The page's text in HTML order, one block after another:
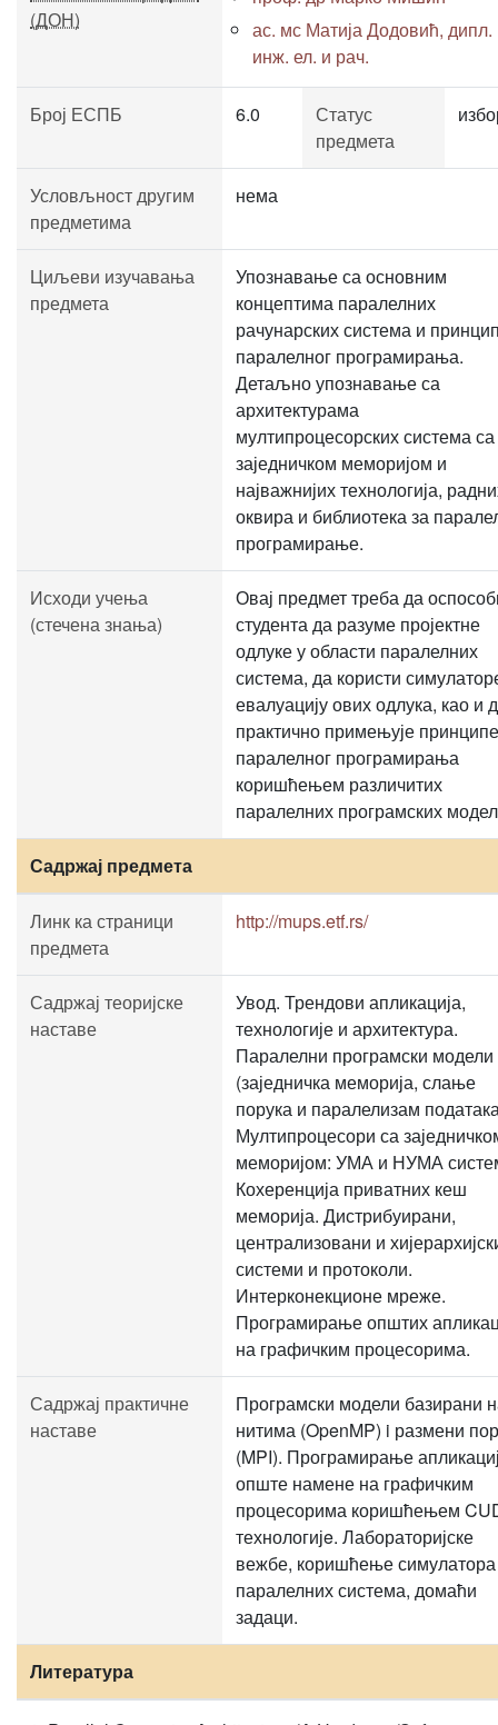
(ДОН)
ас. мс Матија Додовић, дипл.
инж. ел. и рач.
Број ЕСПБ 6.0
Статус
предмета
Условљност другим
предметима
нема
Циљеви изучавања
предмета
Упознавање са основним
концептима паралелних
рачунарских система и
паралелног програмирања.
Детаљно упознавање са
архитектурама
мултипроцесорских система са
заједничком меморијом и
најважнијих технологија,
оквира и библиотека за
програмирање.
Исходи учења
(стечена знања)
Овај предмет треба да
студента да разуме пројектне
одлуке у области паралелних
система, да користи
евалуацију ових одлука, као и
практично примењује принципе
паралелног програмирања
коришћењем различитих
паралелних програмских
Садржај предмета
Линк ка страници
предмета
http://mups.etf.rs/
Садржај теоријске
наставе
Увод. Трендови апликација,
технологије и архитектура.
Паралелни програмски модели
(заједничка меморија, слање
порука и паралелизам
Мултипроцесори са
меморијом: УМА и НУМА
Кохеренција приватних кеш
меморија. Дистрибуирани,
централизовани и
системи и протоколи.
Интерконекционе мреже.
Програмирање општих
на графичким процесорима.
Садржај практичне
наставе
Програмски модели базирани
нитима (OpenMP) i размени
(MPI). Програмирање
опште намене на графичким
процесорима коришћењем
технологијe. Лабораторијске
вежбе, коришћење симулатора
паралелних система, домаћи
задаци.
Литература